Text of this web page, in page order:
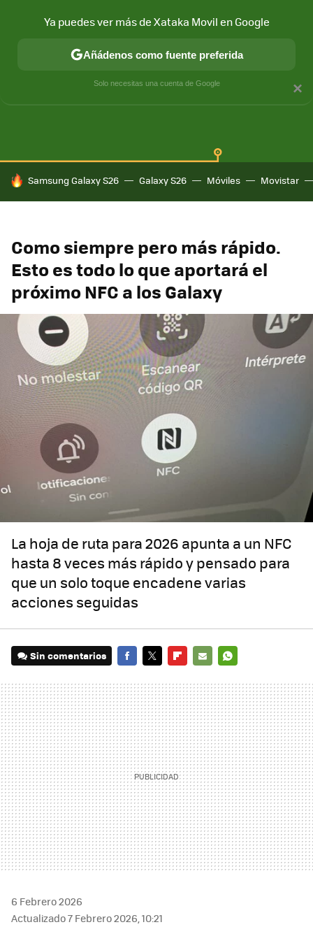
HOY SE HABLA DE
Samsung Galaxy S26 Galaxy S26 Móviles Movistar
Como siempre pero más rápido.
Esto es todo lo que aportará el
próximo NFC a los Galaxy
La hoja de ruta para 2026 apunta a un NFC
hasta 8 veces más rápido y pensado para
que un solo toque encadene varias
acciones seguidas
Sin comentarios
MAIL
6 Febrero 2026
Actualizado 7 Febrero 2026, 10:21
×
Ya puedes ver más de Xataka Movil en Google
Añádenos como fuente preferida
Solo necesitas una cuenta de Google